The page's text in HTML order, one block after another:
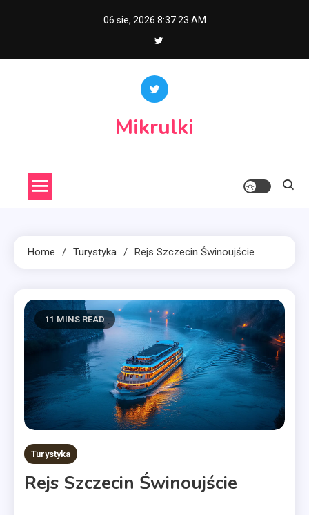
06 sie, 2026 8:37:24 AM
Mikrulki
Home Turystyka Rejs Szczecin Świnoujście
11 MINS READ
Turystyka
Rejs Szczecin Świnoujście